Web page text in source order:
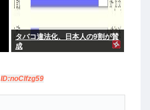
タバコ違法化、日本人の9割が賛
成
ID:noClfzg59